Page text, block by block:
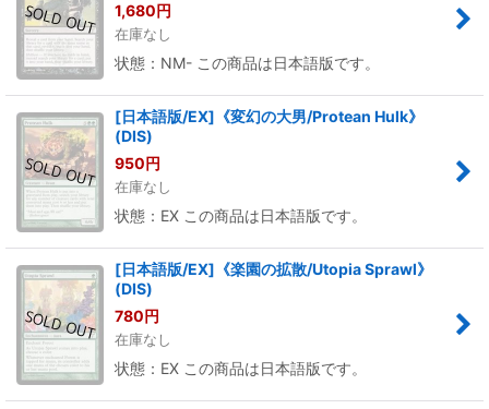
1,680円
在庫なし
状態：NM- この商品は日本語版です。
[日本語版/EX]《変幻の大男/Protean Hulk》
(DIS)
950円
在庫なし
状態：EX この商品は日本語版です。
[日本語版/EX]《楽園の拡散/Utopia Sprawl》
(DIS)
780円
在庫なし
状態：EX この商品は日本語版です。